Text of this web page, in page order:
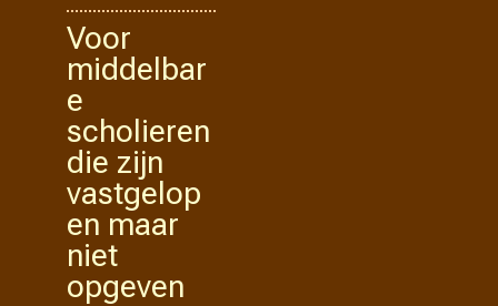
Voor
middelbar
e
scholieren
die zijn
vastgelop
en maar
niet
opgeven